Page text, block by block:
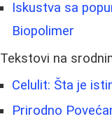
Iskustva sa
Biopolimer
Tekstovi na
Celulit: Šta je
Prirodno